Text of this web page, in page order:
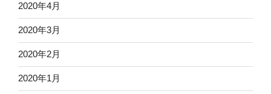
2020年4月
2020年3月
2020年2月
2020年1月